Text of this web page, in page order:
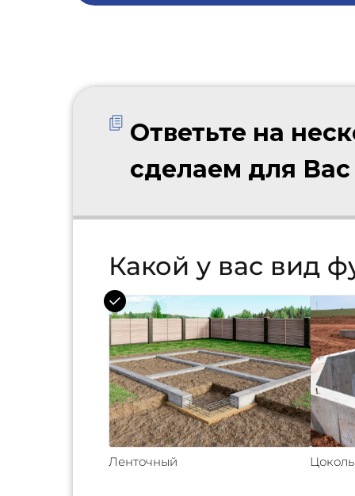
Ответьте на
сделаем для
Какой у вас вид
Ленточный